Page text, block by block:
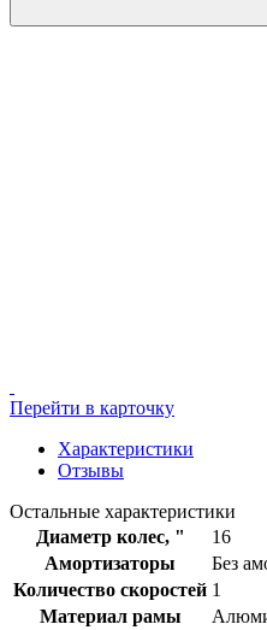
Перейти в карточку
Характеристики
Отзывы
Остальные характеристики
Диаметр колес, "
16
Амортизаторы
Без
Количество скоростей 1
Материал рамы